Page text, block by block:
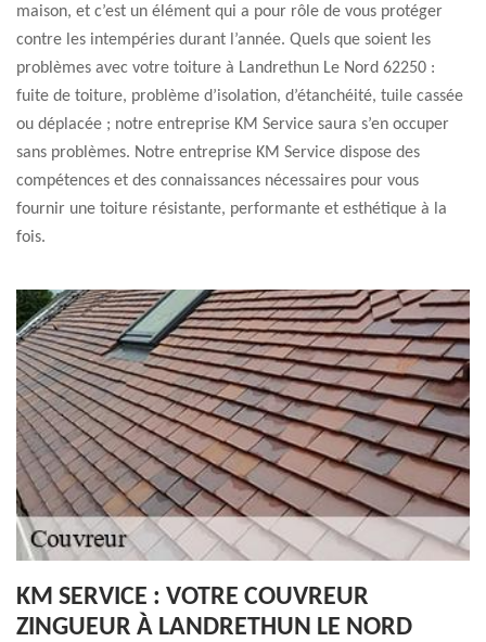
maison, et c’est un élément qui a pour rôle de vous protéger
contre les intempéries durant l’année. Quels que soient les
problèmes avec votre toiture à Landrethun Le Nord 62250 :
fuite de toiture, problème d’isolation, d’étanchéité, tuile cassée
ou déplacée ; notre entreprise KM Service saura s’en occuper
sans problèmes. Notre entreprise KM Service dispose des
compétences et des connaissances nécessaires pour vous
fournir une toiture résistante, performante et esthétique à la
fois.
KM SERVICE : VOTRE COUVREUR
ZINGUEUR À LANDRETHUN LE NORD